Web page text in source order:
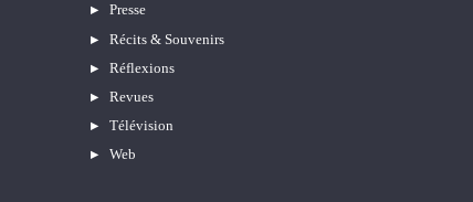
Presse
Récits & Souvenirs
Réflexions
Revues
Télévision
Web